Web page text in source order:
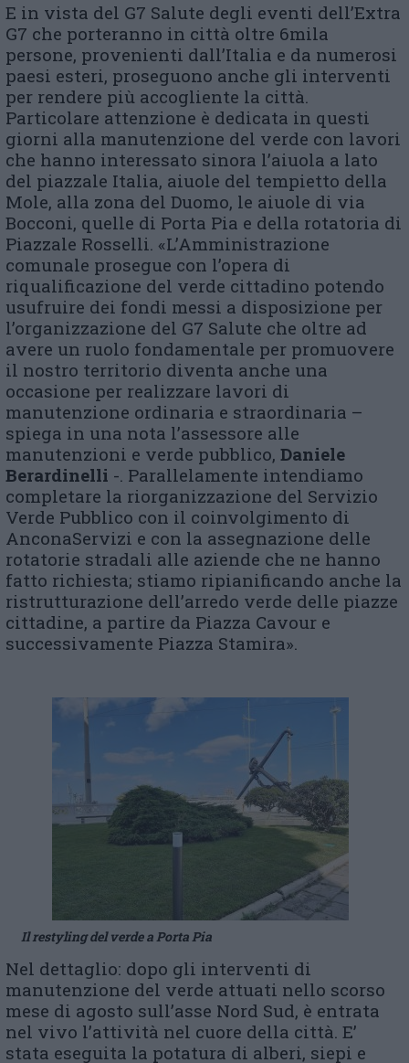
E in vista del G7 Salute degli eventi dell’Extra
G7 che porteranno in città oltre 6mila
persone, provenienti dall’Italia e da numerosi
paesi esteri, proseguono anche gli interventi
per rendere più accogliente la città.
Particolare attenzione è dedicata in questi
giorni alla manutenzione del verde con lavori
che hanno interessato sinora l’aiuola a lato
del piazzale Italia, aiuole del tempietto della
Mole, alla zona del Duomo, le aiuole di via
Bocconi, quelle di Porta Pia e della rotatoria di
Piazzale Rosselli. «L’Amministrazione
comunale prosegue con l’opera di
riqualificazione del verde cittadino potendo
usufruire dei fondi messi a disposizione per
l’organizzazione del G7 Salute che oltre ad
avere un ruolo fondamentale per promuovere
il nostro territorio diventa anche una
occasione per realizzare lavori di
manutenzione ordinaria e straordinaria –
spiega in una nota l’assessore alle
manutenzioni e verde pubblico, Daniele
Berardinelli -. Parallelamente intendiamo
completare la riorganizzazione del Servizio
Verde Pubblico con il coinvolgimento di
AnconaServizi e con la assegnazione delle
rotatorie stradali alle aziende che ne hanno
fatto richiesta; stiamo ripianificando anche la
ristrutturazione dell’arredo verde delle piazze
cittadine, a partire da Piazza Cavour e
successivamente Piazza Stamira».
Il restyling del verde a Porta Pia
Nel dettaglio: dopo gli interventi di
manutenzione del verde attuati nello scorso
mese di agosto sull’asse Nord Sud, è entrata
nel vivo l’attività nel cuore della città. E’
stata eseguita la potatura di alberi, siepi e